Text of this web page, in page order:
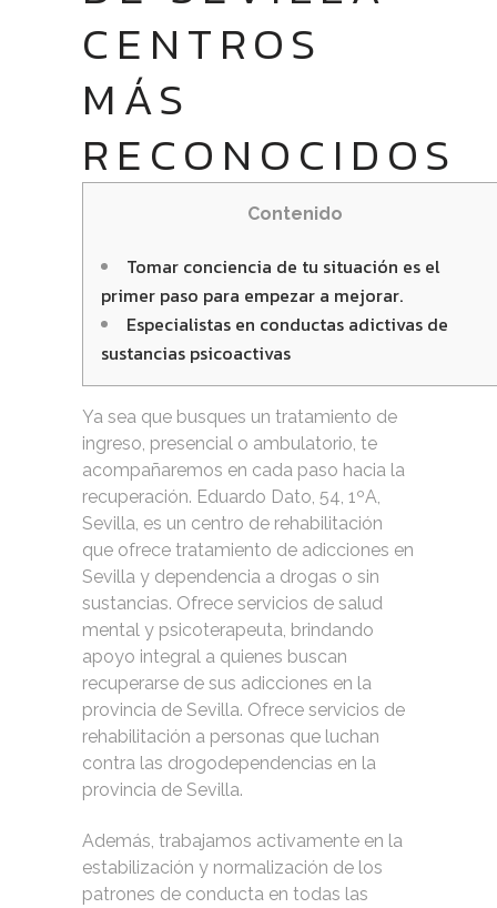
CENTROS
MÁS
RECONOCIDOS
Contenido
Tomar conciencia de tu situación es el
primer paso para empezar a mejorar.
Especialistas en conductas adictivas de
sustancias psicoactivas
Ya sea que busques un tratamiento de
ingreso, presencial o ambulatorio, te
acompañaremos en cada paso hacia la
recuperación. Eduardo Dato, 54, 1ºA,
Sevilla, es un centro de rehabilitación
que ofrece tratamiento de adicciones en
Sevilla y dependencia a drogas o sin
sustancias. Ofrece servicios de salud
mental y psicoterapeuta, brindando
apoyo integral a quienes buscan
recuperarse de sus adicciones en la
provincia de Sevilla. Ofrece servicios de
rehabilitación a personas que luchan
contra las drogodependencias en la
provincia de Sevilla.
Además, trabajamos activamente en la
estabilización y normalización de los
patrones de conducta en todas las